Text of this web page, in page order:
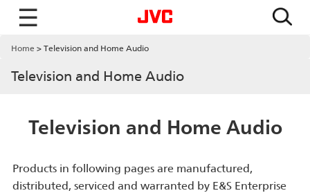
☰
Home Television and Home Audio
Television and Home Audio
Television and Home Audio
Products in following pages are manufactured,
distributed, serviced and warranted by E&S Enterprise